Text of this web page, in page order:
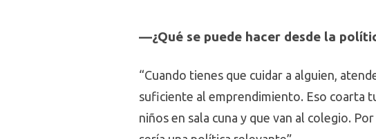
—¿Qué se puede hacer desde la
“Cuando tienes que cuidar a alguien,
suficiente al emprendimiento. Eso coarta
niños en sala cuna y que van al colegio.